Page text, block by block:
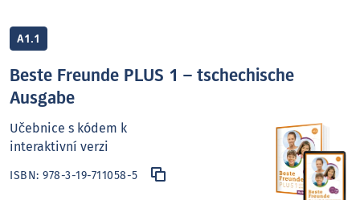
A1.1
Beste Freunde PLUS 1 – tschechische
Ausgabe
Učebnice s kódem k
interaktivní verzi
ISBN:978-3-19-711058-5